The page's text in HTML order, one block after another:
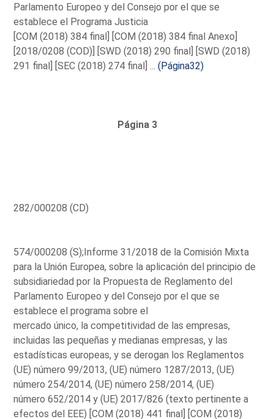
Parlamento Europeo y del Consejo por el que se
establece el Programa Justicia
[COM (2018) 384 final] [COM (2018) 384 final Anexo]
[2018/0208 (COD)] [SWD (2018) 290 final] [SWD (2018)
291 final] [SEC (2018) 274 final] ...(Página32)
Página 3
282/000208 (CD)
574/000208 (S);Informe 31/2018 de la Comisión Mixta
para la Unión Europea, sobre la aplicación del principio de
subsidiariedad por la Propuesta de Reglamento del
Parlamento Europeo y del Consejo por el que se
establece el programa sobre el
mercado único, la competitividad de las empresas,
incluidas las pequeñas y medianas empresas, y las
estadísticas europeas, y se derogan los Reglamentos
(UE) número 99/2013, (UE) número 1287/2013, (UE)
número 254/2014, (UE) número 258/2014, (UE)
número 652/2014 y (UE) 2017/826 (texto pertinente a
efectos del EEE) [COM (2018) 441 final] [COM (2018)